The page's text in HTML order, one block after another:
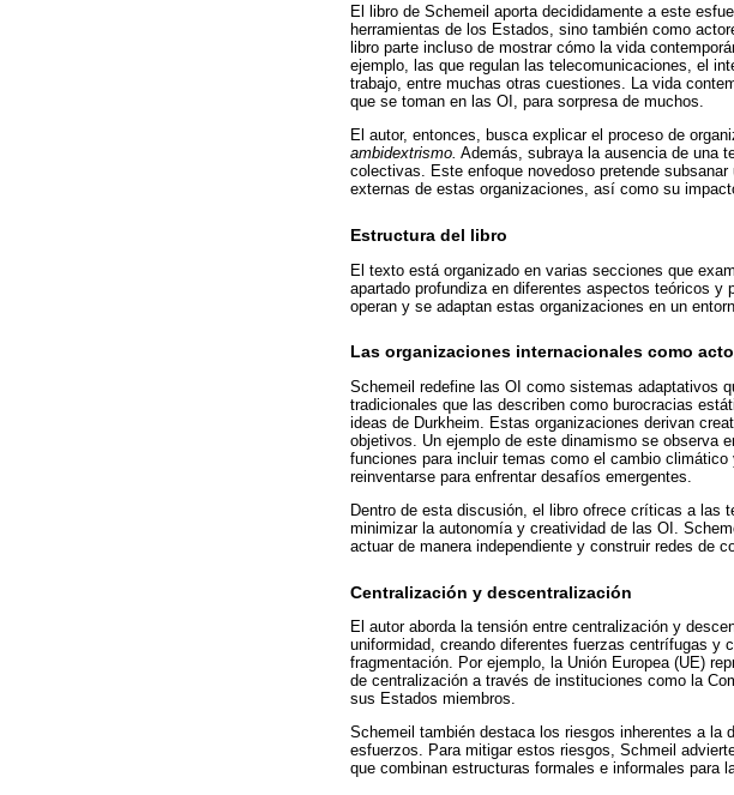
El libro de Schemeil aporta decididamente a este
herramientas de los Estados, sino también como
libro parte incluso de mostrar cómo la vida
ejemplo, las que regulan las telecomunicaciones, el
trabajo, entre muchas otras cuestiones. La vida
que se toman en las OI, para sorpresa de muchos.
El autor, entonces, busca explicar el proceso de
ambidextrismo. Además, subraya la ausencia de una
colectivas. Este enfoque novedoso pretende
externas de estas organizaciones, así como su
Estructura del libro
El texto está organizado en varias secciones que
apartado profundiza en diferentes aspectos teóricos
operan y se adaptan estas organizaciones en un
Las organizaciones internacionales como
Schemeil redefine las OI como sistemas adaptativos
tradicionales que las describen como burocracias
ideas de Durkheim. Estas organizaciones derivan
objetivos. Un ejemplo de este dinamismo se observa
funciones para incluir temas como el cambio
reinventarse para enfrentar desafíos emergentes.
Dentro de esta discusión, el libro ofrece críticas a las
minimizar la autonomía y creatividad de las OI.
actuar de manera independiente y construir redes de
Centralización y descentralización
El autor aborda la tensión entre centralización y
uniformidad, creando diferentes fuerzas centrífugas y
fragmentación. Por ejemplo, la Unión Europea (UE)
de centralización a través de instituciones como la
sus Estados miembros.
Schemeil también destaca los riesgos inherentes a la
esfuerzos. Para mitigar estos riesgos, Schmeil
que combinan estructuras formales e informales para